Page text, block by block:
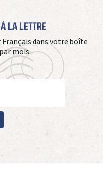
La Lettre
Français dans votre boîte
mois.